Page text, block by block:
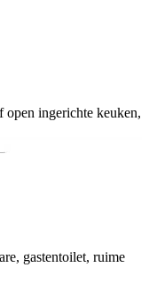
open ingerichte keuken,
gastentoilet, ruime